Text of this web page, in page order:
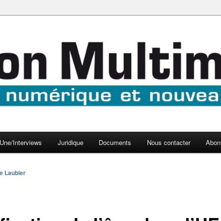
Une/Interviews Juridique Documents Nous contacter
Laubier